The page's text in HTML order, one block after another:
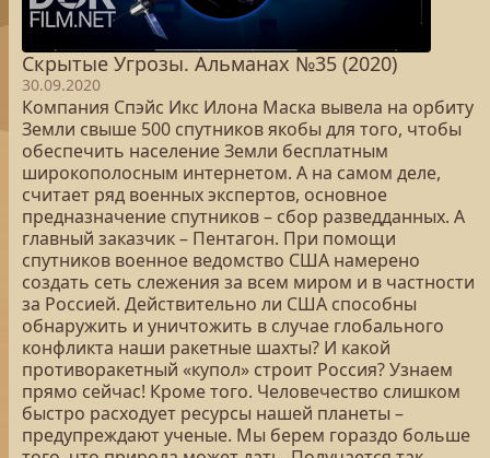
Скрытые Угрозы. Альманах №35 (2020)
30.09.2020
Компания Спэйс Икс Илона Маска вывела на орбиту
Земли свыше 500 спутников якобы для того, чтобы
обеспечить население Земли бесплатным
широкополосным интернетом. А на самом деле,
считает ряд военных экспертов, основное
предназначение спутников – сбор разведданных. А
главный заказчик – Пентагон. При помощи
спутников военное ведомство США намерено
создать сеть слежения за всем миром и в частности
за Россией. Действительно ли США способны
обнаружить и уничтожить в случае глобального
конфликта наши ракетные шахты? И какой
противоракетный «купол» строит Россия? Узнаем
прямо сейчас! Кроме того. Человечество слишком
быстро расходует ресурсы нашей планеты –
предупреждают ученые. Мы берем гораздо больше